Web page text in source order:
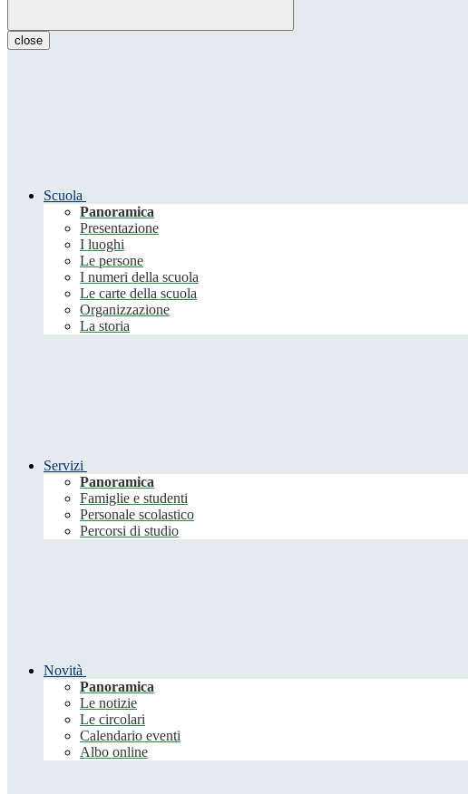
close
Scuola
Panoramica
Presentazione
I luoghi
Le persone
I numeri della scuola
Le carte della scuola
Organizzazione
La storia
Servizi
Panoramica
Famiglie e studenti
Personale scolastico
Percorsi di studio
Novità
Panoramica
Le notizie
Le circolari
Calendario eventi
Albo online